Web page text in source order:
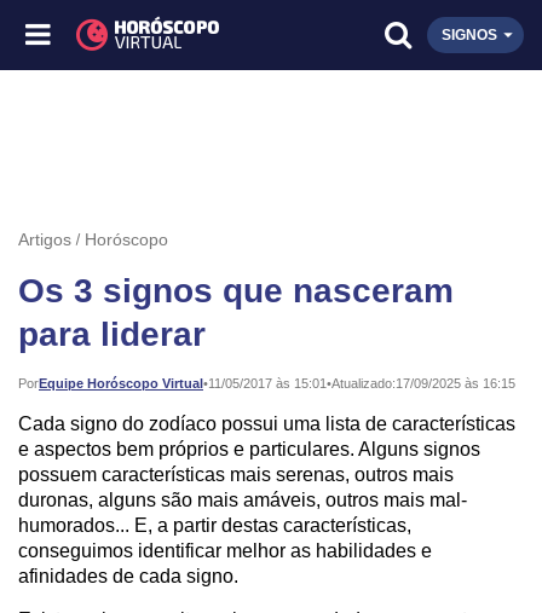
SIGNOS
Artigos Horóscopo
Os 3 signos que nasceram
para liderar
PorEquipe Horóscopo Virtual•
Publicado: 11/05/2017 às 15:01•Atualizado:17/09/2025 às 16:15
Cada signo do zodíaco possui uma lista de características
e aspectos bem próprios e particulares. Alguns signos
possuem características mais serenas, outros mais
duronas, alguns são mais amáveis, outros mais mal-
humorados... E, a partir destas características,
conseguimos identificar melhor as habilidades e
afinidades de cada signo.